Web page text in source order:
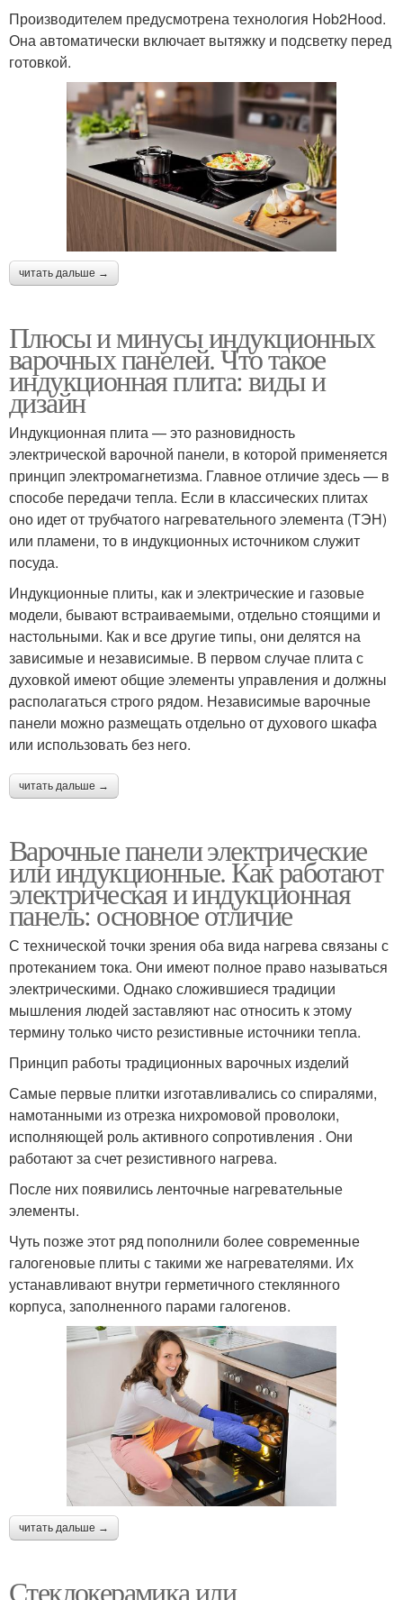
Производителем предусмотрена технология Hob2Hood.
Она автоматически включает вытяжку и подсветку перед
готовкой.
читать дальше →
Плюсы и минусы индукционных
варочных панелей. Что такое
индукционная плита: виды и
дизайн
Индукционная плита — это разновидность
электрической варочной панели, в которой применяется
принцип электромагнетизма. Главное отличие здесь — в
способе передачи тепла. Если в классических плитах
оно идет от трубчатого нагревательного элемента (ТЭН)
или пламени, то в индукционных источником служит
посуда.
Индукционные плиты, как и электрические и газовые
модели, бывают встраиваемыми, отдельно стоящими и
настольными. Как и все другие типы, они делятся на
зависимые и независимые. В первом случае плита с
духовкой имеют общие элементы управления и должны
располагаться строго рядом. Независимые варочные
панели можно размещать отдельно от духового шкафа
или использовать без него.
читать дальше →
Варочные панели электрические
или индукционные. Как работают
электрическая и индукционная
панель: основное отличие
С технической точки зрения оба вида нагрева связаны с
протеканием тока. Они имеют полное право называться
электрическими. Однако сложившиеся традиции
мышления людей заставляют нас относить к этому
термину только чисто резистивные источники тепла.
Принцип работы традиционных варочных изделий
Самые первые плитки изготавливались со спиралями,
намотанными из отрезка нихромовой проволоки,
исполняющей роль активного сопротивления . Они
работают за счет резистивного нагрева.
После них появились ленточные нагревательные
элементы.
Чуть позже этот ряд пополнили более современные
галогеновые плиты с такими же нагревателями. Их
устанавливают внутри герметичного стеклянного
корпуса, заполненного парами галогенов.
читать дальше →
Стеклокерамика или